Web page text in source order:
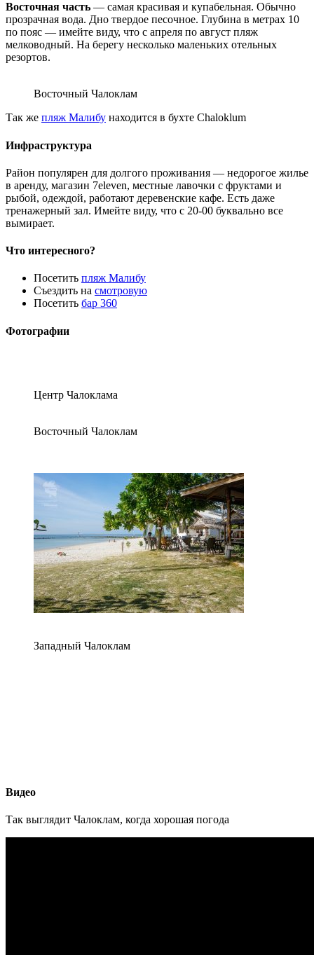
Восточная часть — самая красивая и купабельная. Обычно
прозрачная вода. Дно твердое песочное. Глубина в метрах 10
по пояс — имейте виду, что с апреля по август пляж
мелководный. На берегу несколько маленьких отельных
резортов.
Восточный Чалоклам
Так же пляж Малибу находится в бухте Chaloklum
Инфраструктура
Район популярен для долгого проживания — недорогое жилье
в аренду, магазин 7eleven, местные лавочки с фруктами и
рыбой, одеждой, работают деревенские кафе. Есть даже
тренажерный зал. Имейте виду, что с 20-00 буквально все
вымирает.
Что интересного?
Посетить пляж Малибу
Съездить на смотровую
Посетить бар 360
Фотографии
Центр Чалоклама
Восточный Чалоклам
Западный Чалоклам
Видео
Так выглядит Чалоклам, когда хорошая погода